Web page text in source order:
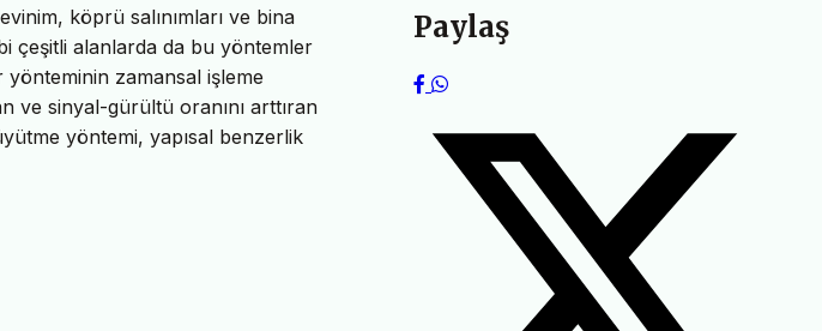
köprü salınımları ve bina
çeşitli alanlarda da bu yöntemler
yönteminin zamansal işleme
ve sinyal-gürültü oranını arttıran
yöntemi, yapısal benzerlik
Paylaş